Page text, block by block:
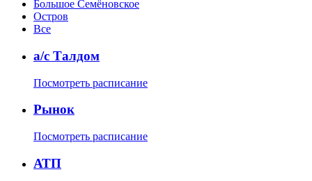
Большое Семёновское
Остров
Все
а/с Талдом
Посмотреть расписание
Рынок
Посмотреть расписание
АТП